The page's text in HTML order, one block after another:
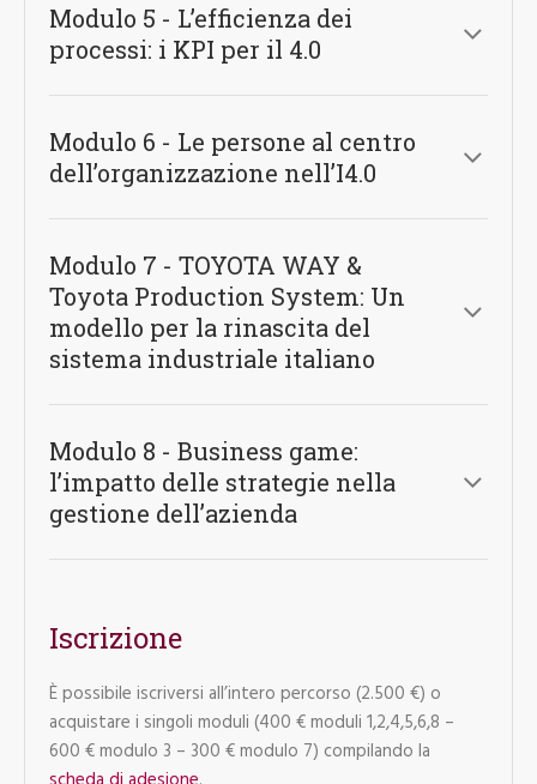
Modulo 5 - L’efficienza dei
processi: i KPI per il 4.0
Modulo 6 - Le persone al centro
dell’organizzazione nell’I4.0
Modulo 7 - TOYOTA WAY &
Toyota Production System: Un
modello per la rinascita del
sistema industriale italiano
Modulo 8 - Business game:
l’impatto delle strategie nella
gestione dell’azienda
Iscrizione
È possibile iscriversi all’intero percorso (2.500 €) o
acquistare i singoli moduli (400 € moduli 1,2,4,5,6,8 –
600 € modulo 3 – 300 € modulo 7) compilando la